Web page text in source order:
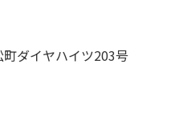
ダイヤハイツ203号